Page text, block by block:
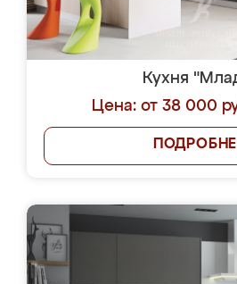
Кухня
Цена: от 38 000